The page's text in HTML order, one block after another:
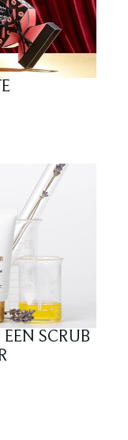
SCRUB